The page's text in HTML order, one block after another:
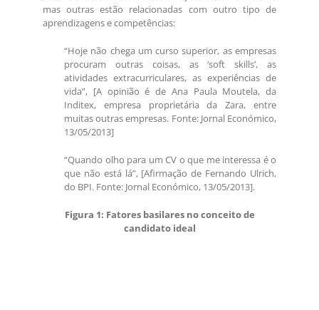
mas outras estão relacionadas com outro tipo de
aprendizagens e competências:
“Hoje não chega um curso superior, as empresas
procuram outras coisas, as ‘soft skills’, as
atividades extracurriculares, as experiências de
vida”, [A opinião é de Ana Paula Moutela, da
Inditex, empresa proprietária da Zara, entre
muitas outras empresas. Fonte: Jornal Económico,
13/05/2013]
“Quando olho para um CV o que me interessa é o
que não está lá”, [Afirmação de Fernando Ulrich,
do BPI. Fonte: Jornal Económico, 13/05/2013].
Figura 1: Fatores basilares no conceito de
candidato ideal